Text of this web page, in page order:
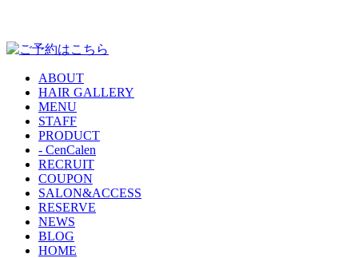
ABOUT
HAIR GALLERY
MENU
STAFF
PRODUCT
- CenCalen
RECRUIT
COUPON
SALON&ACCESS
RESERVE
NEWS
BLOG
HOME